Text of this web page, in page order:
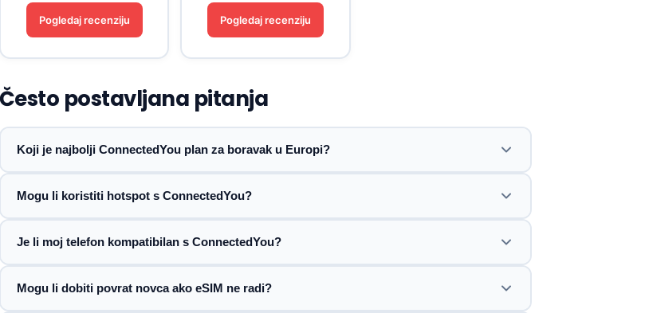
Pogledaj recenziju Pogledaj recenziju
Često postavljana pitanja
Koji je najbolji ConnectedYou plan za boravak u Europi?
Mogu li koristiti hotspot s ConnectedYou?
Je li moj telefon kompatibilan s ConnectedYou?
Mogu li dobiti povrat novca ako eSIM ne radi?